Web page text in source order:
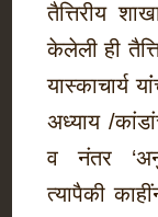
तैत्तिरीय
केलेली ही
यास्काचार्य
अध्याय /
व नंतर
त्यापैकी